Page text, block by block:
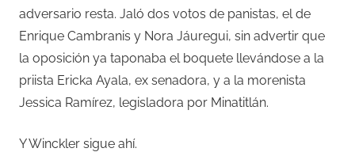
adversario resta. Jaló dos votos de panistas, el de
Enrique Cambranis y Nora Jáuregui, sin advertir que
la oposición ya taponaba el boquete llevándose a la
priista Ericka Ayala, ex senadora, y a la morenista
Jessica Ramírez, legisladora por Minatitlán.
Y Winckler sigue ahí.